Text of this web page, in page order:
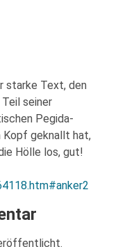
starke Text, den
Teil seiner
Pegida-
Kopf geknallt hat,
Hölle los, gut!